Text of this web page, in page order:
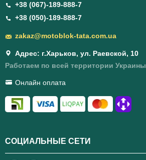
+38 (067)-189-888-7
+38 (050)-189-888-7
zakaz@motoblok-tata.com.ua
Адрес: г.Харьков, ул. Раевской, 10
Работаем по всей территории Украины
Онлайн оплата
СОЦИАЛЬНЫЕ СЕТИ